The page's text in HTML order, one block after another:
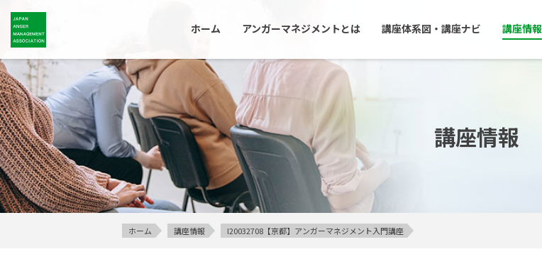
ホーム アンガーマネジメントとは 講座体系図・講座ナビ 講座情報
講座情報
ホーム 講座情報 I20032708【京都】アンガーマネジメント入門講座